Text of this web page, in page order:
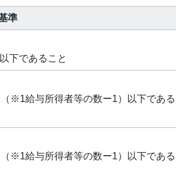
準
下であること
※1給与所得者等の数ー1）以下である
※1給与所得者等の数ー1）以下である